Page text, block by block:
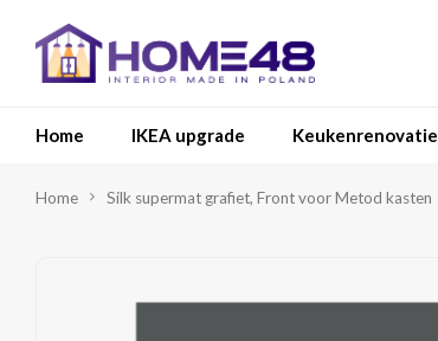
Home IKEA upgrade Keukenrenovatie
Home Silk supermat grafiet, Front voor Metod kasten